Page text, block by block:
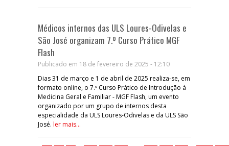
Médicos internos das ULS Loures-Odivelas e
São José organizam 7.º Curso Prático MGF
Flash
Publicado em 18 de fevereiro de 2025 - 12:10
Dias 31 de março e 1 de abril de 2025 realiza-se, em
formato online, o 7.º Curso Prático de Introdução à
Medicina Geral e Familiar - MGF Flash, um evento
organizado por um grupo de internos desta
especialidade da ULS Loures-Odivelas e da ULS São
José. ler mais...